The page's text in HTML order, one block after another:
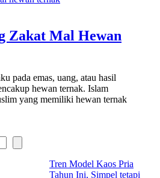
Zakat Mal Hewan
pada emas, uang, atau hasil
hewan ternak. Islam
yang memiliki hewan ternak
Tren Model Kaos Pria
Tahun Ini, Simpel tetapi